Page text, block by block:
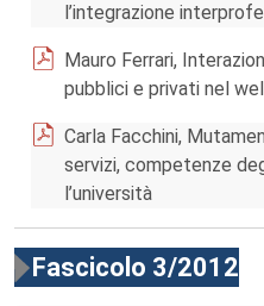
l’integrazione
Mauro Ferrari,
pubblici e privati nel
Carla Facchini,
servizi, competenze
l’università
Fascicolo 3/2012